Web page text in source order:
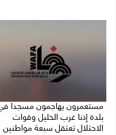
مستعمرون يهاجمون مسجدا
بلدة إذنا غرب الخليل وقوات
الاحتلال تعتقل سبعة مواطنين